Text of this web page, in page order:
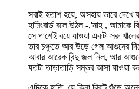
সবাই হতাশ হয়ে, অসহায় ভাবে
হামিংবার্ড বলে উঠল -,'নাহ ,
সে পাশেই বয়ে যাওয়া একটা সরু
তার চঞ্চুতে আর উড়ে গেল আগুনের
আবার আরেক বিন্দু জল নিল, আর
যতটা তাড়াতাড়ি সম্ভব আসা যাওয়া